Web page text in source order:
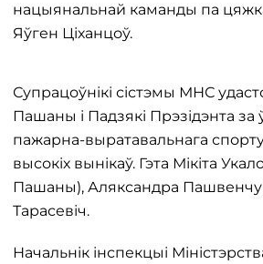
нацыянальнай каманды па
Яўген Ціханцоў.
Супрацоўнікі сістэмы МНС
Пашаны і Падзякі Прэзідэнта за
пажарна-выратавальнага
высокіх вынікаў. Гэта Мікіта
Пашаны), Аляксандра
Тарасевіч.
Начальнік інспекцыі